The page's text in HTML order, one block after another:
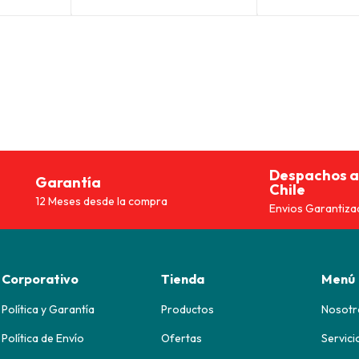
Garantía
12 Meses desde la compra
Despachos
Chile
Envios
Corporativo
Política y Garantía
Política de Envío
Tienda
Productos
Ofertas
Menú